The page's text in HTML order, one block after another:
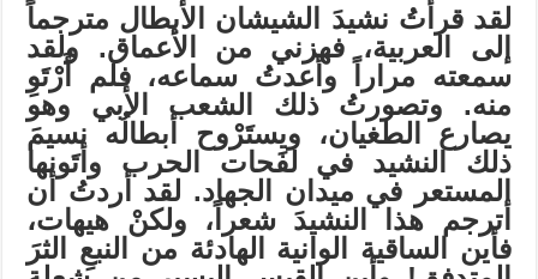
لقد قرأتُ نشيدَ الشيشان الأبطال مترجماً
إلى العربية، فهزني من الأعماق. ولقد
سمعته مراراً وأعدتُ سماعه، فلم أَرْتَوِ
منه. وتصورتُ ذلك الشعب الأبي وهو
يصارع الطغيان، ويستَرْوح أبطالُه نسيمَ
ذلك النشيد في لفَحات الحرب وأتَونها
المستعر في ميدان الجهاد. لقد أردتُ أن
أترجم هذا النشيدَ شعراً، ولكنْ هيهات،
فأين الساقية الوانية الهادئة من النبعِ الثرَ